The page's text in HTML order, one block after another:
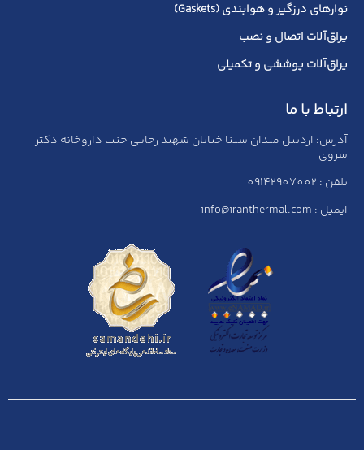
نوارهای درزگیر و هوابندی (Gaskets)
یراق‌آلات اتصال و نصب
یراق‌آلات پوششی و تکمیلی
ارتباط با ما
آدرس: اردبیل میدان سینا خیابان شهید رجایی جنب داروخانه دکتر
سروی
تلفن : 09142907002
ایمیل : info@iranthermal.com